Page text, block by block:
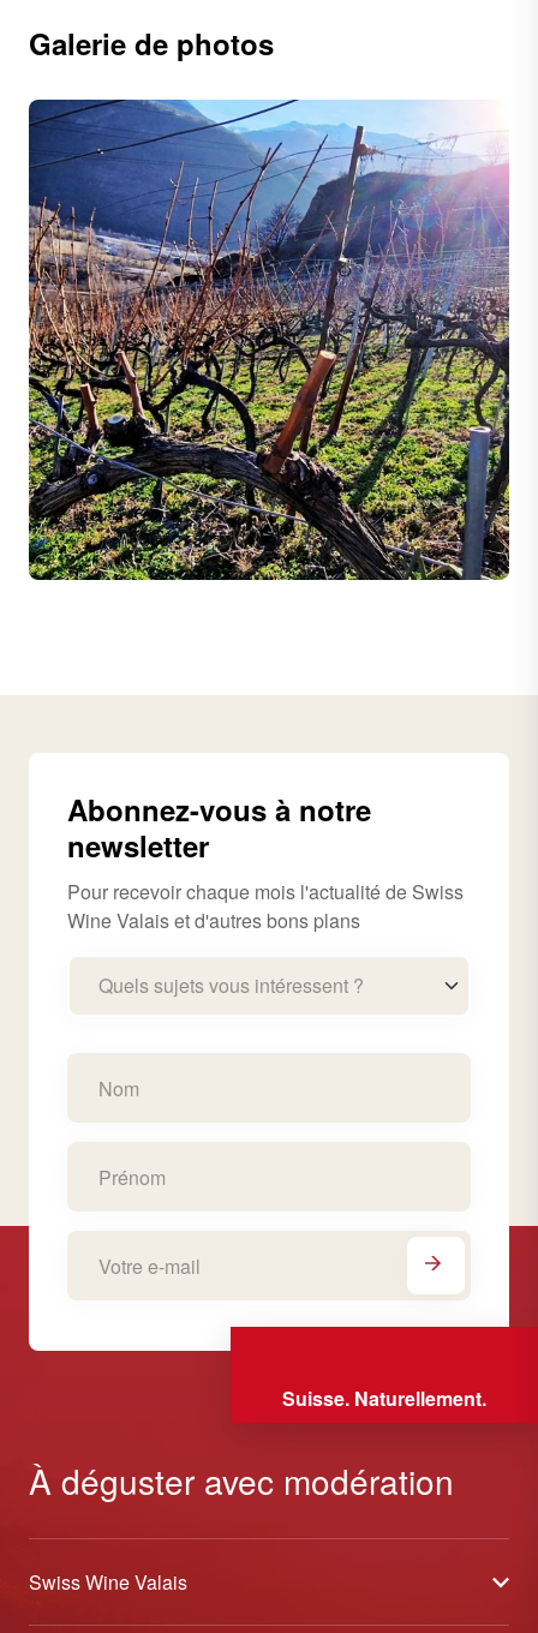
Galerie de photos
Abonnez-vous à notre
newsletter
Pour recevoir chaque mois l'actualité de Swiss
Wine Valais et d'autres bons plans
Quels sujets vous intéressent ?
Suisse. Naturellement.
À déguster avec modération
Swiss Wine Valais
À propos